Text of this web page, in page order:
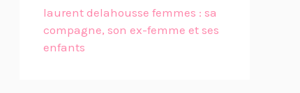
laurent delahousse femmes : sa
compagne, son ex-femme et ses
enfants